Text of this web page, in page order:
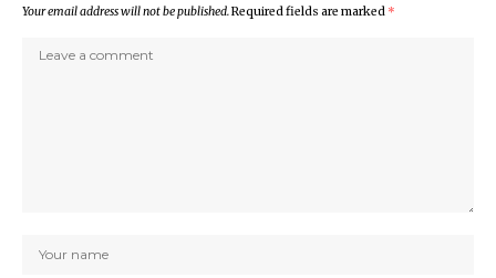
Your email address will not be published.Required fields are marked *